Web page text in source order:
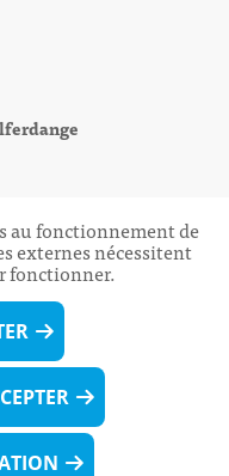
sur Rdv
au fonctionnement de
externes nécessitent
fonctionner.